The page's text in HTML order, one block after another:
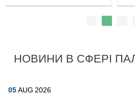
НОВИНИ В СФЕРІ
05AUG 2026